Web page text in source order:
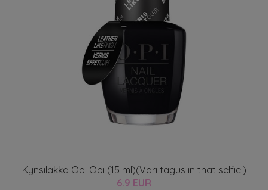
Kynsilakka Opi Opi (15 ml)(Väri tagus in that selfie!)
6.9 EUR